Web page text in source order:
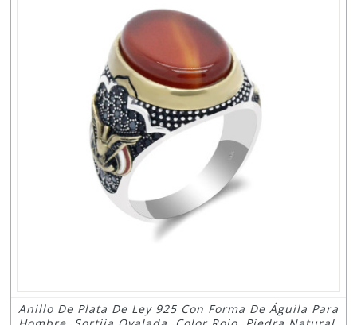
Anillo De Plata De Ley 925 Con Forma De Águila Para